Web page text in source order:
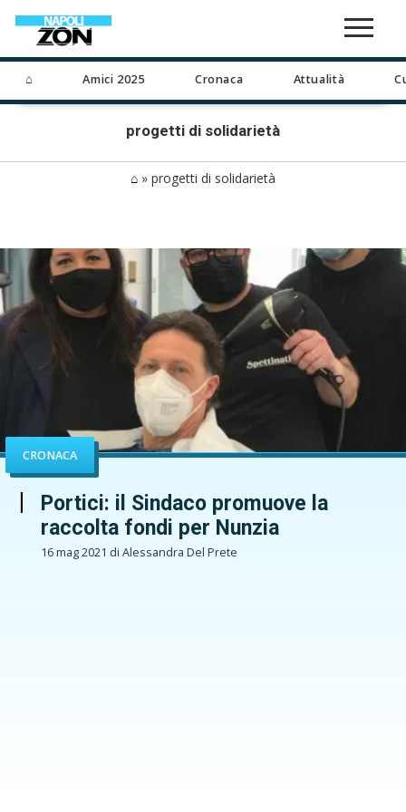
⌂ Amici 2025 Cronaca Attualità
progetti di solidarietà
⌂ » progetti di solidarietà
CRONACA
Portici: il Sindaco promuove la
raccolta fondi per Nunzia
16 mag 2021 di Alessandra Del Prete